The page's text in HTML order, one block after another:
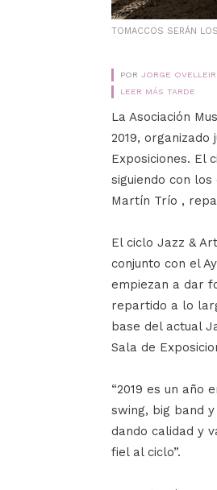
TOMACCOS SERÁN
POR JORGE
LEER MÁS TARDE
La Asociación
2019, organizado
Exposiciones. El
siguiendo con
Martín Trío ,
El ciclo Jazz &
conjunto con el
empiezan a dar
repartido a lo
base del actual
Sala de
“2019 es un año
swing, big band
dando calidad y
fiel al ciclo”.